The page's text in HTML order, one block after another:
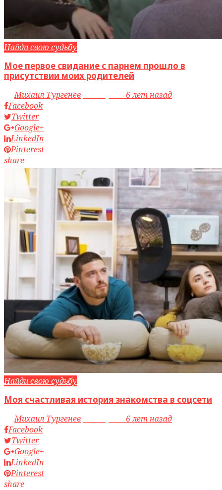
Найди свою судьбу
Мое первое свидание с парнем прошло в
присутствии моих родителей
byМихаил Тургенев
6 лет назад
Facebook
Twitter
Google+
LinkedIn
Pinterest
share
Найди свою судьбу
Моя счастливая история знакомства в соцсети
byМихаил Тургенев
6 лет назад
Facebook
Twitter
Google+
LinkedIn
Pinterest
share